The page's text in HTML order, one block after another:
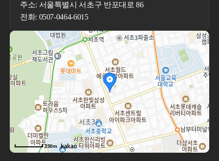
주소: 서울특별시 서초구 반포대로 86
전화: 0507-0464-6015
250m